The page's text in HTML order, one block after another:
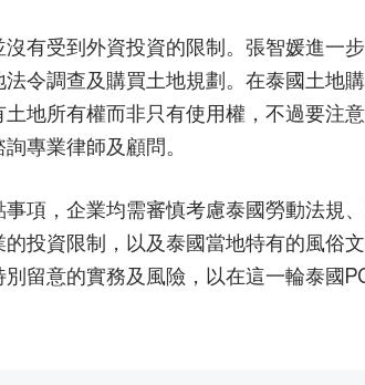
有受到外資投資的限制。張智媛進一
令調查及購買土地規劃。在泰國土地
地所有權而非只有使用權，不過要注
專業律師及顧問。
項，企業均需審慎考慮泰國勞動法規
投資限制，以及泰國當地特有的風俗
留意的實務及風險，以在這一輪泰國